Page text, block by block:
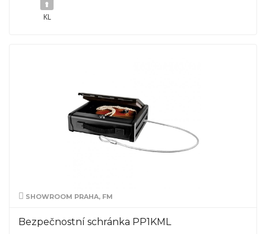
KL
SHOWROOM PRAHA, FM
Bezpečnostní schránka PP1KML